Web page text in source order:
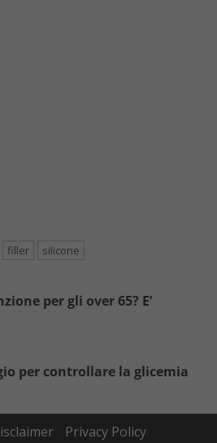
filler silicone
per gli over 65? E’
per controllare la glicemia
Privacy Policy